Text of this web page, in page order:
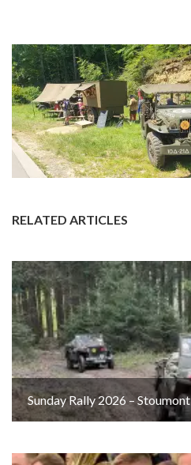
RELATED ARTICLES
Sunday Rally 2026 – Stoumont